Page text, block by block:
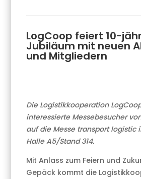
LogCoop feiert 10-
Jubiläum mit neuen
und Mitgliedern
Die Logistikkooperation
interessierte Messebesucher
auf die Messe transport logistic
Halle A5/Stand 314.
Mit Anlass zum Feiern und
Gepäck kommt die